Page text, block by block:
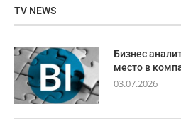
TV NEWS
Бизнес
место в
03.07.2026